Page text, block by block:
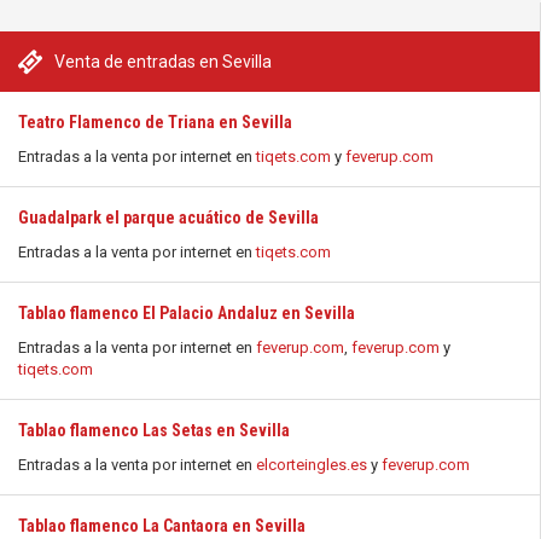
Venta de entradas en Sevilla
Teatro Flamenco de Triana en Sevilla
Entradas a la venta por internet entiqets.com y feverup.com
Guadalpark el parque acuático de Sevilla
Entradas a la venta por internet entiqets.com
Tablao flamenco El Palacio Andaluz en Sevilla
Entradas a la venta por internet en feverup.com, feverup.com y
tiqets.com
Tablao flamenco Las Setas en Sevilla
Entradas a la venta por internet en elcorteingles.es y feverup.com
Tablao flamenco La Cantaora en Sevilla